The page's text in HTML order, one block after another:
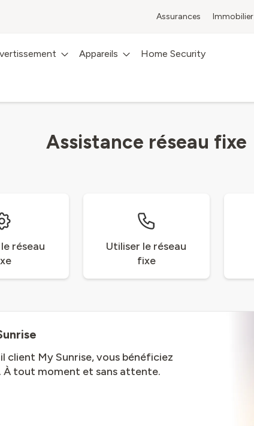
Assurances Immobilier
Appareils Home Security
Assistance réseau fixe
réseau
Utiliser le réseau
fixe
client My Sunrise, vous bénéficiez
À tout moment et sans attente.